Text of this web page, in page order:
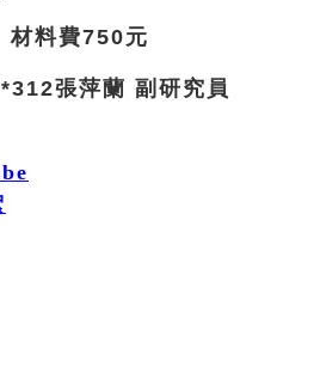
材料費750元
張萍蘭 副研究員